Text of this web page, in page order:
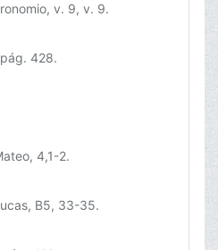
v. 9, v. 9.
428.
4,1-2.
B5, 33-35.